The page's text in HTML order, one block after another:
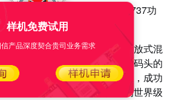
62443-3-3系统安全与ISO 22737功
标准体系认证。
一体化的超大型集装箱码头开放式混
聚焦千万标箱级超大型集装箱码头的
港、不改造基础设施的前提下，成功
集卡大规模无隔离混行作业的世界级
样机免费试用
产品深度契合贵司业务需求